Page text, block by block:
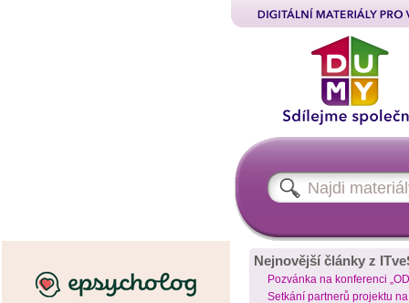
Nejnovější články z
Pozvánka na konferenci
Setkání partnerů projektu